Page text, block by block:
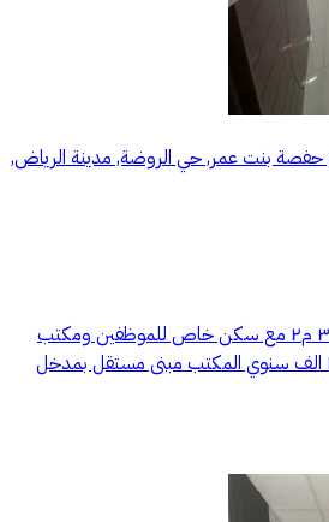
حفصة بنت عمر, حي الروضة, مدينة الرياض,
مكتب كبير للايجار مساحه ٣٦٠ م٢ مع سكن خاص للموظفين ومكتب
خاص للاداره مبلغ الايجار ١٨٠ الف سنوي المكتب مبنى مستقل بمدخل